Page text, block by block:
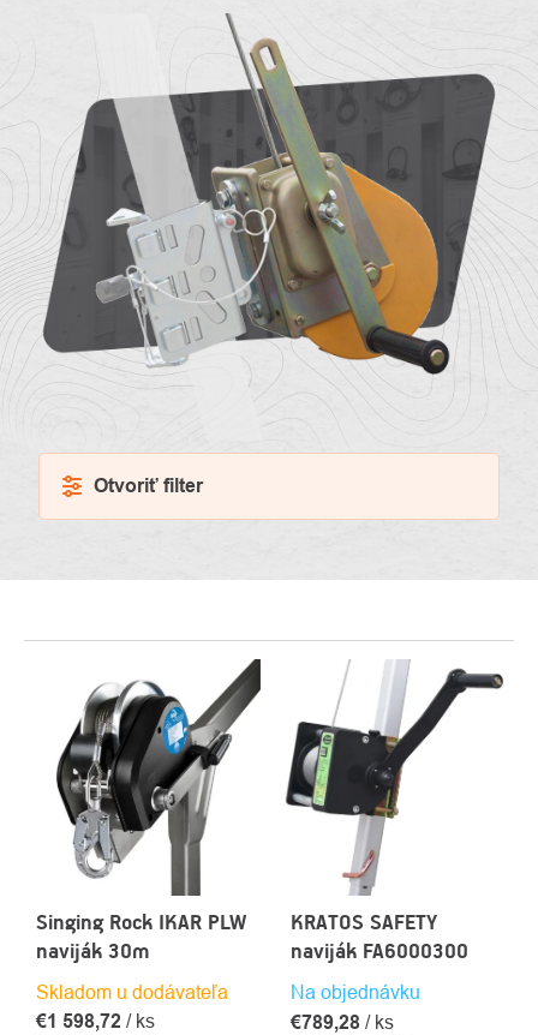
O
nás
Otvoriť filter
PRODUKTOV
Singing Rock IKAR PLW
naviják 30m
Skladom u dodávateľa
€1 598,72 / ks
KRATOS SAFETY
naviják FA6000300
Na objednávku
€789,28 / ks